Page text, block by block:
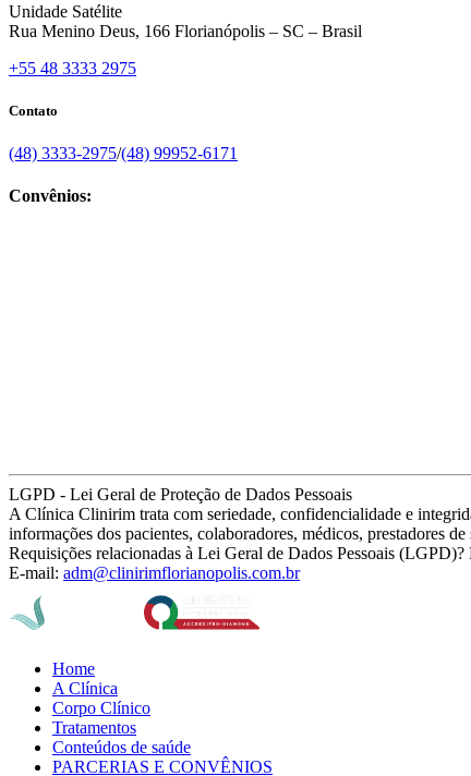
Unidade Satélite
Rua Menino Deus, 166 Florianópolis – SC – Brasil
+55 48 3333 2975
Contato
(48) 3333-2975/(48) 99952-6171
Convênios:
LGPD - Lei Geral de Proteção de Dados Pessoais
A Clínica Clinirim trata com seriedade, confidencialidade e
informações dos pacientes, colaboradores, médicos, prestadores
Requisições relacionadas à Lei Geral de Dados Pessoais
E-mail: adm@clinirimflorianopolis.com.br
Home
A Clínica
Corpo Clínico
Tratamentos
Conteúdos de saúde
PARCERIAS E CONVÊNIOS